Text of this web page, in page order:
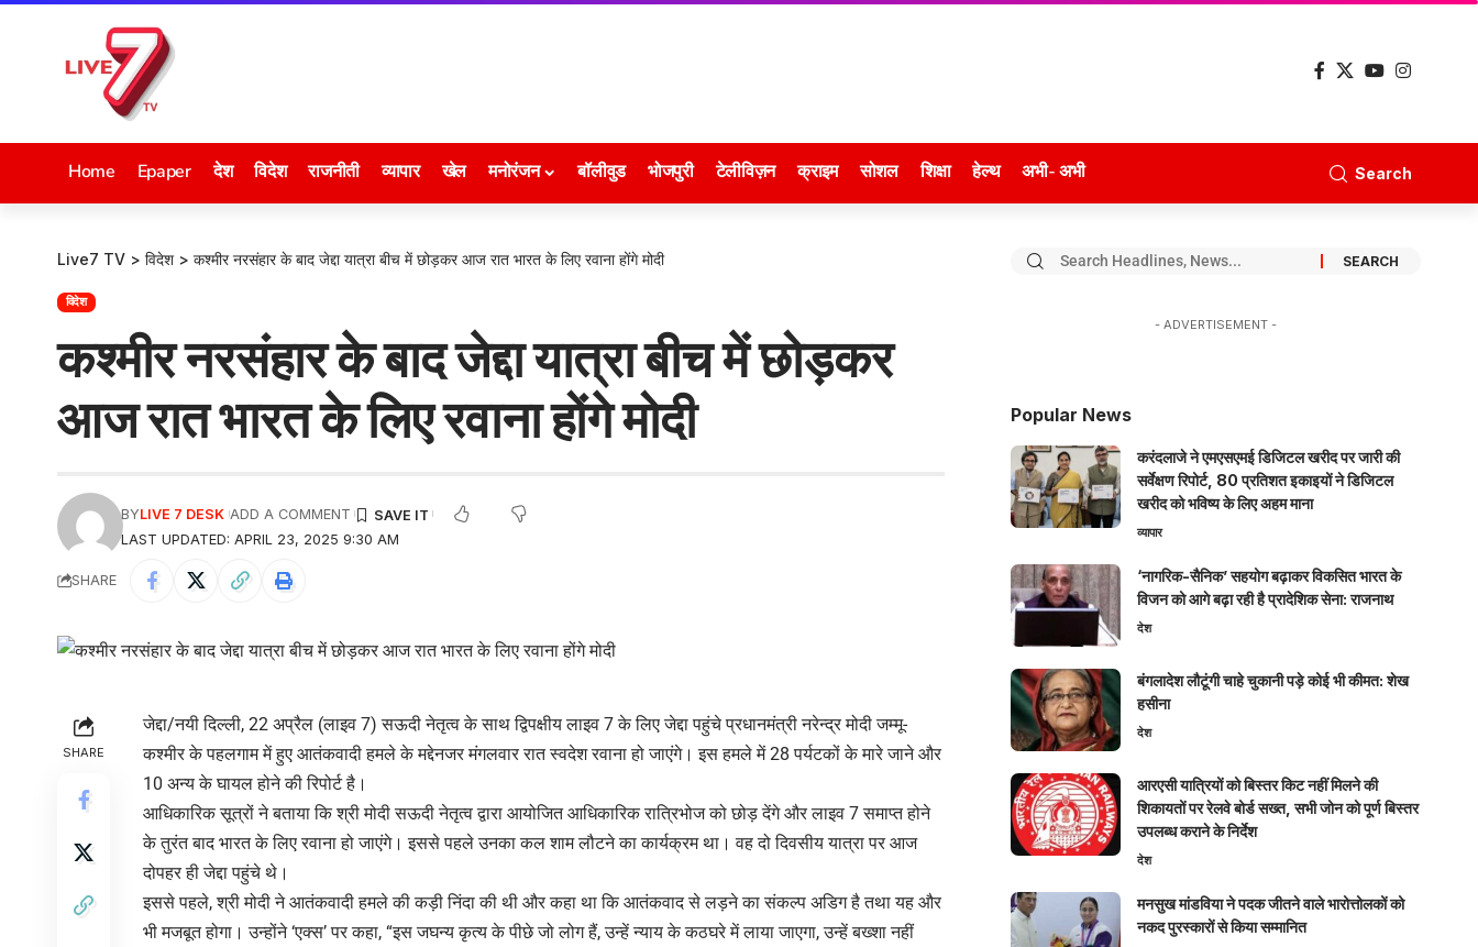
Home Epaper देश विदेश राजनीती व्यापार खेल मनोरंजन बॉलीवुड भोजपुरी टेलीविज़न क्राइम सोशल शिक्षा हेल्थ अभी- अभी Search
Live7 TV > विदेश > कश्मीर नरसंहार के बाद जेद्दा यात्रा बीच में छोड़कर आज रात भारत के लिए रवाना होंगे मोदी
विदेश
कश्मीर नरसंहार के बाद जेद्दा यात्रा बीच में छोड़कर
आज रात भारत के लिए रवाना होंगे मोदी
LAST UPDATED: APRIL 23, 2025 9:30 AM
BYLIVE 7 DESK ADD A COMMENT
SHARE
SHARE
जेद्दा/नयी दिल्ली, 22 अप्रैल (लाइव 7) सऊदी नेतृत्व के साथ द्विपक्षीय लाइव 7 के लिए जेद्दा पहुंचे प्रधानमंत्री नरेन्द्र मोदी जम्मू-
कश्मीर के पहलगाम में हुए आतंकवादी हमले के मद्देनजर मंगलवार रात स्वदेश रवाना हो जाएंगे। इस हमले में 28 पर्यटकों के मारे जाने और
10 अन्य के घायल होने की रिपोर्ट है।
आधिकारिक सूत्रों ने बताया कि श्री मोदी सऊदी नेतृत्व द्वारा आयोजित आधिकारिक रात्रिभोज को छोड़ देंगे और लाइव 7 समाप्त होने
के तुरंत बाद भारत के लिए रवाना हो जाएंगे। इससे पहले उनका कल शाम लौटने का कार्यक्रम था। वह दो दिवसीय यात्रा पर आज
दोपहर ही जेद्दा पहुंचे थे।
इससे पहले, श्री मोदी ने आतंकवादी हमले की कड़ी निंदा की थी और कहा था कि आतंकवाद से लड़ने का संकल्प अडिग है तथा यह और
भी मजबूत होगा। उन्होंने ‘एक्स’ पर कहा, “इस जघन्य कृत्य के पीछे जो लोग हैं, उन्हें न्याय के कठघरे में लाया जाएगा, उन्हें बख्शा नहीं
- ADVERTISEMENT -
Popular News
करंदलाजे ने एमएसएमई डिजिटल खरीद पर जारी की
सर्वेक्षण रिपोर्ट, 80 प्रतिशत इकाइयों ने डिजिटल
खरीद को भविष्य के लिए अहम माना
व्यापार
‘नागरिक-सैनिक’ सहयोग बढ़ाकर विकसित भारत के
विजन को आगे बढ़ा रही है प्रादेशिक सेना: राजनाथ
देश
बंगलादेश लौटूंगी चाहे चुकानी पड़े कोई भी कीमत: शेख
हसीना
देश
आरएसी यात्रियों को बिस्तर किट नहीं मिलने की
शिकायतों पर रेलवे बोर्ड सख्त, सभी जोन को पूर्ण बिस्तर
उपलब्ध कराने के निर्देश
देश
मनसुख मांडविया ने पदक जीतने वाले भारोत्तोलकों को
नकद पुरस्कारों से किया सम्मानित